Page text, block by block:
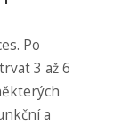
Po
3 až 6
a